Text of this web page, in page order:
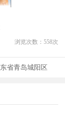
浏览次数： 558次
省青岛城阳区